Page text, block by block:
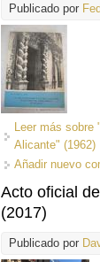
Publicado por
Leer más sobre
Alicante" (1962)
Añadir nuevo
Acto oficial
(2017)
Publicado por